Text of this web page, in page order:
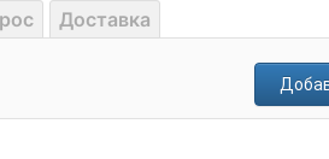
Доставка